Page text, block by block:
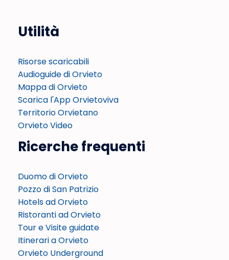
Utilità
Risorse scaricabili
Audioguide di Orvieto
Mappa di Orvieto
Scarica l'App Orvietoviva
Territorio Orvietano
Orvieto Video
Ricerche frequenti
Duomo di Orvieto
Pozzo di San Patrizio
Hotels ad Orvieto
Ristoranti ad Orvieto
Tour e Visite guidate
Itinerari a Orvieto
Orvieto Underground